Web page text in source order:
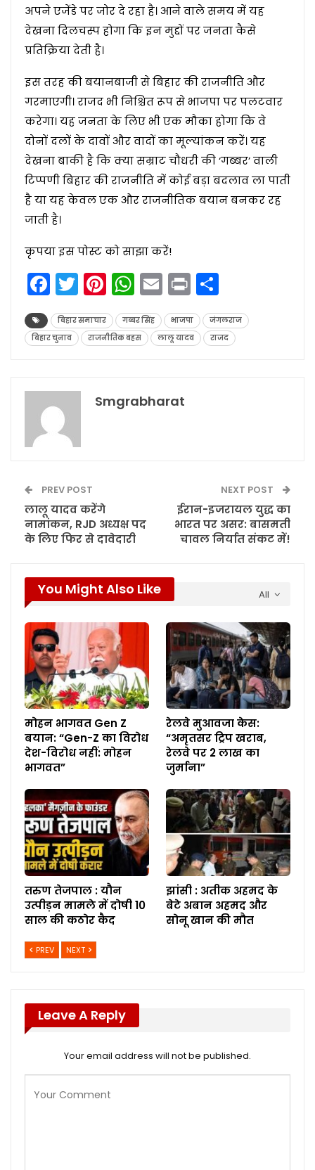
अपने एजेंडे पर जोर दे रहा है। आने वाले समय में यह
देखना दिलचस्प होगा कि इन मुद्दों पर जनता कैसे
प्रतिक्रिया देती है।
इस तरह की बयानबाजी से बिहार की राजनीति और
गरमाएगी। राजद भी निश्चित रूप से भाजपा पर पलटवार
करेगा। यह जनता के लिए भी एक मौका होगा कि वे
दोनों दलों के दावों और वादों का मूल्यांकन करें। यह
देखना बाकी है कि क्या सम्राट चौधरी की ‘गब्बर’ वाली
टिप्पणी बिहार की राजनीति में कोई बड़ा बदलाव ला पाती
है या यह केवल एक और राजनीतिक बयान बनकर रह
जाती है।
कृपया इस पोस्ट को साझा करें!
Facebook
Twitter
Pinterest
WhatsApp
Email
Print
बिहार समाचार गब्बर सिंह भाजपा
जंगलराज
बिहार चुनाव
राजनीतिक बहस लालू यादव राजद
Smgrabharat
PREV POST
लालू यादव करेंगे
नामांकन, RJD अध्यक्ष पद
के लिए फिर से दावेदारी
NEXT POST
ईरान-इजरायल युद्ध का
भारत पर असर: बासमती
चावल निर्यात संकट में!
All
You Might Also Like
मोहन भागवत Gen Z
बयान: “Gen-Z का विरोध
देश-विरोध नहीं: मोहन
भागवत”
रेलवे मुआवजा केस:
“अमृतसर ट्रिप खराब,
रेलवे पर 2 लाख का
जुर्माना”
तरुण तेजपाल : यौन
उत्पीड़न मामले में दोषी 10
साल की कठोर कैद
झांसी : अतीक अहमद के
बेटे अबान अहमद और
सोनू खान की मौत
PREV NEXT
Leave A Reply
Your email address will not be published.